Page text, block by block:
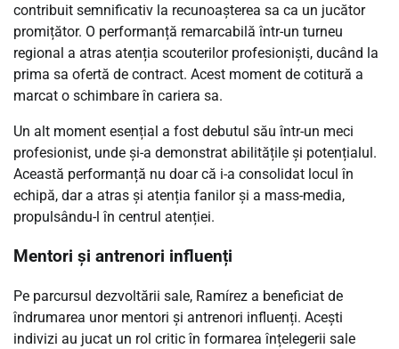
contribuit semnificativ la recunoașterea sa ca un jucător
promițător. O performanță remarcabilă într-un turneu
regional a atras atenția scouterilor profesioniști, ducând la
prima sa ofertă de contract. Acest moment de cotitură a
marcat o schimbare în cariera sa.
Un alt moment esențial a fost debutul său într-un meci
profesionist, unde și-a demonstrat abilitățile și potențialul.
Această performanță nu doar că i-a consolidat locul în
echipă, dar a atras și atenția fanilor și a mass-media,
propulsându-l în centrul atenției.
Mentori și antrenori influenți
Pe parcursul dezvoltării sale, Ramírez a beneficiat de
îndrumarea unor mentori și antrenori influenți. Acești
indivizi au jucat un rol critic în formarea înțelegerii sale